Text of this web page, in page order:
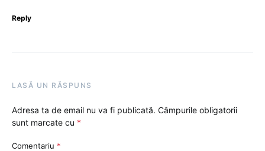
Reply
LASĂ UN RĂSPUNS
Adresa ta de email nu va fi publicată. Câmpurile obligatorii
sunt marcate cu *
Comentariu *